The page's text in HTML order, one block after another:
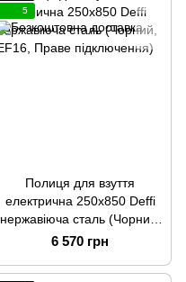
5
Полиця для взуття
електрична 250x850 Deffi
нержавіюча сталь (Чорний,
EF16, Праве підключення)
6 570 грн